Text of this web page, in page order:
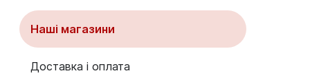
Наші магазини
Доставка і оплата